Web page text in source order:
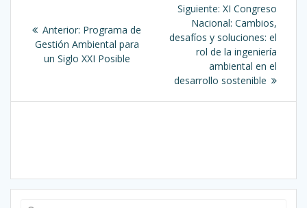
de
entradas
Anterior: Entrada
anterior:
Programa de
Gestión Ambiental para
un Siglo XXI Posible
Siguiente: Siguiente
entrada:
XI Congreso
Nacional: Cambios,
desafíos y soluciones: el
rol de la ingeniería
ambiental en el
desarrollo sostenible